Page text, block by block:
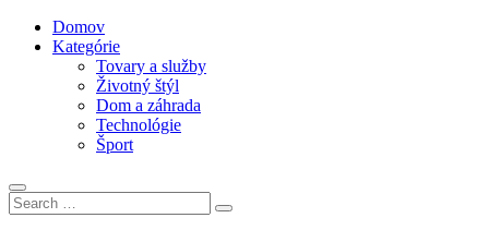
Domov
Kategórie
Tovary a služby
Životný štýl
Dom a záhrada
Technológie
Šport
Search
for:
Search